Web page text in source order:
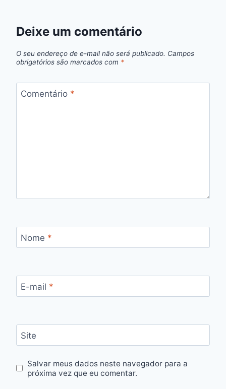
Deixe um comentário
O seu endereço de e-mail não será publicado. Campos
obrigatórios são marcados com *
Comentário *
Nome *
E-mail *
Site
Salvar meus dados neste navegador para a
próxima vez que eu comentar.